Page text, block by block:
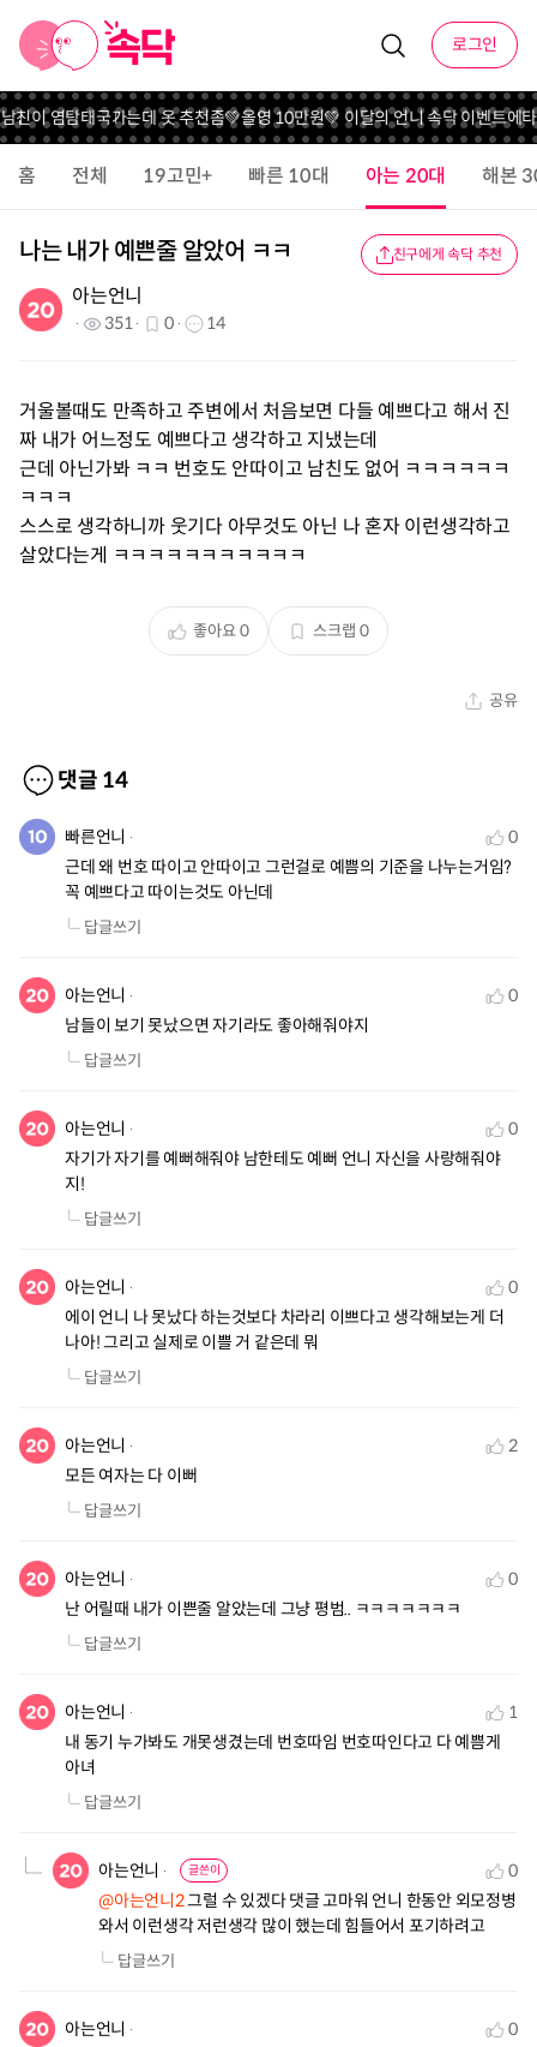
로그인
이 염탐태국가는데 옷 추천좀💚올영 10만원💚 이달의 언니 속닥 이벤트에타 비
홈 전체 19고민+ 빠른 10대 아는 20대 해본
나는 내가 예쁜줄 알았어 ㅋㅋ 친구에게 속닥 추천
아는언니
351 0 14
거울볼때도 만족하고 주변에서 처음보면 다들 예쁘다고 해서 진
짜 내가 어느정도 예쁘다고 생각하고 지냈는데
근데 아닌가봐 ㅋㅋ 번호도 안따이고 남친도 없어 ㅋㅋㅋㅋㅋㅋ
ㅋㅋㅋ
스스로 생각하니까 웃기다 아무것도 아닌 나 혼자 이런생각하고
살았다는게 ㅋㅋㅋㅋㅋㅋㅋㅋㅋㅋㅋ
좋아요0 스크랩 0
공유
댓글 14
빠른언니
0
근데 왜 번호 따이고 안따이고 그런걸로 예쁨의 기준을 나누는거임?
꼭 예쁘다고 따이는것도 아닌데
답글쓰기
아는언니
0
남들이 보기 못났으면 자기라도 좋아해줘야지
답글쓰기
아는언니
0
자기가 자기를 예뻐해줘야 남한테도 예뻐 언니 자신을 사랑해줘야
지!
답글쓰기
아는언니
0
에이 언니 나 못났다 하는것보다 차라리 이쁘다고 생각해보는게 더
나아! 그리고 실제로 이쁠 거 같은데 뭐
답글쓰기
아는언니
2
모든 여자는 다 이뻐
답글쓰기
아는언니
0
난 어릴때 내가 이쁜줄 알았는데 그냥 평범.. ㅋㅋㅋㅋㅋㅋㅋ
답글쓰기
아는언니
1
내 동기 누가봐도 개못생겼는데 번호따임 번호따인다고 다 예쁨게
아녀
답글쓰기
아는언니 글쓴이
0
@아는언니2 그럴 수 있겠다 댓글 고마워 언니 한동안 외모정병
와서 이런생각 저런생각 많이 했는데 힘들어서 포기하려고
답글쓰기
아는언니
0